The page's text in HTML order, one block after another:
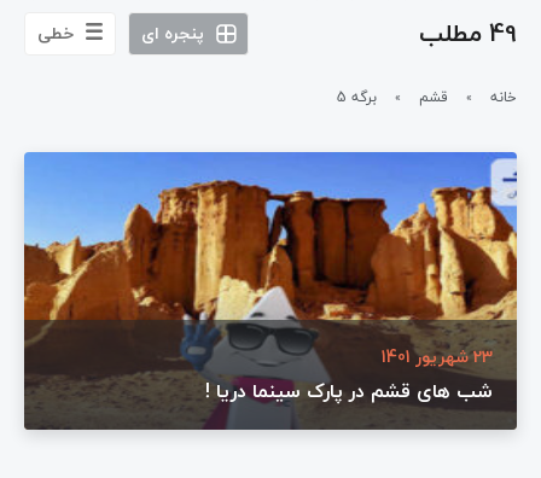
49 مطلب پنجره ای خطی
خانه » قشم » برگه 5
23 شهریور 1401
شب های قشم در پارک سینما دریا !